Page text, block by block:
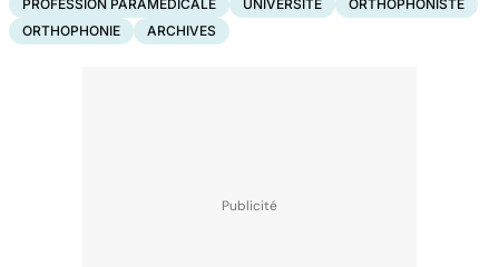
PROFESSION PARAMÉDICALE UNIVERSITÉ
ORTHOPHONISTE
ORTHOPHONIE
ARCHIVES